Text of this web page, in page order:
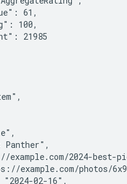
61,
100,
21985
Panther",
example.com/2024-best-
example.com/photos/
02-16",